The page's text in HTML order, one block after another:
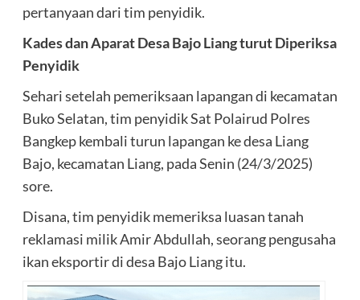
pertanyaan dari tim penyidik.
Kades dan Aparat Desa Bajo Liang turut Diperiksa
Penyidik
Sehari setelah pemeriksaan lapangan di kecamatan
Buko Selatan, tim penyidik Sat Polairud Polres
Bangkep kembali turun lapangan ke desa Liang
Bajo, kecamatan Liang, pada Senin (24/3/2025)
sore.
Disana, tim penyidik memeriksa luasan tanah
reklamasi milik Amir Abdullah, seorang pengusaha
ikan eksportir di desa Bajo Liang itu.